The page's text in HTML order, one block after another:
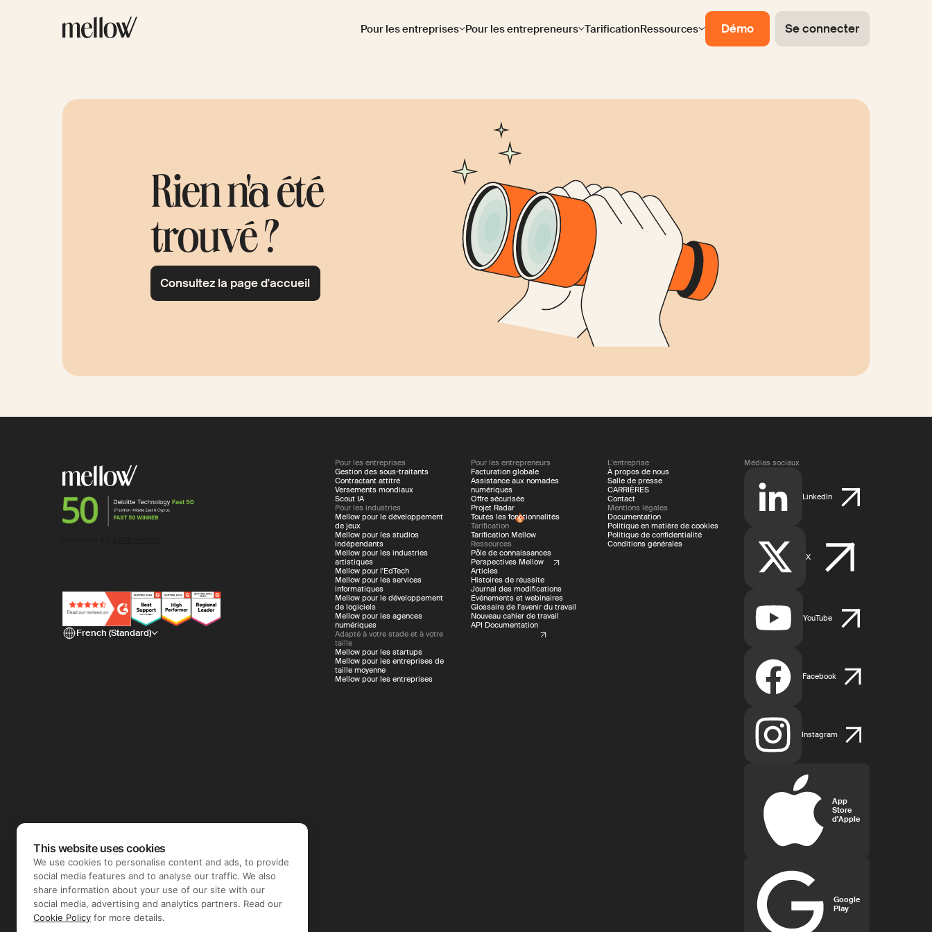
Pour les entreprises Pour les entrepreneurs TarificationRessources Démo Se connecter
Rien n'a été
trouvé ?
Consultez la page d'accueil
French (Standard)
Pour les entreprises
Gestion des sous-traitants
Contractant attitré
Versements mondiaux
Scout IA
Pour les industries
Mellow pour le développement
de jeux
Mellow pour les studios
indépendants
Mellow pour les industries
artistiques
Mellow pour l'EdTech
Mellow pour les services
informatiques
Mellow pour le développement
de logiciels
Mellow pour les agences
numériques
Adapté à votre stade et à votre
taille
Mellow pour les startups
Mellow pour les entreprises de
taille moyenne
Mellow pour les entreprises
Pour les entrepreneurs
Facturation globale
Assistance aux nomades
numériques
Offre sécurisée
Projet Radar
Toutes les fonctionnalités
Tarification
Tarification Mellow
Ressources
Pôle de connaissances
Perspectives Mellow
Articles
Histoires de réussite
Journal des modifications
Événements et webinaires
Glossaire de l'avenir du travail
Nouveau cahier de travail
API Documentation
L'entreprise
À propos de nous
Salle de presse
CARRIÈRES
Contact
Mentions légales
Documentation
Politique en matière de cookies
Politique de confidentialité
Conditions générales
Médias sociaux
LinkedIn
X
YouTube
Facebook
Instagram
App
Store
d'Apple
Google
Play
This website uses cookies
We use cookies to personalise content and ads, to provide
social media features and to analyse our traffic. We also
share information about your use of our site with our
social media, advertising and analytics partners. Read our
Cookie Policy for more details.